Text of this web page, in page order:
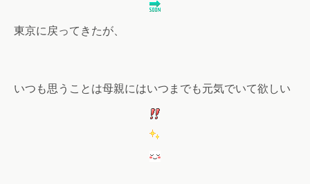
東京に戻ってきたが、
いつも思うことは母親にはいつまでも元気でいて欲しい